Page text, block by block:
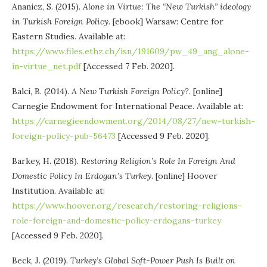
Ananicz, S. (2015). Alone in Virtue: The “New Turkish” ideology
in Turkish Foreign Policy. [ebook] Warsaw: Centre for
Eastern Studies. Available at:
https://www.files.ethz.ch/isn/191609/pw_49_ang_alone-
in-virtue_net.pdf[Accessed 7 Feb. 2020].
Balci, B. (2014). A New Turkish Foreign Policy?. [online]
Carnegie Endowment for International Peace. Available at:
https://carnegieendowment.org/2014/08/27/new-turkish-
foreign-policy-pub-56473 [Accessed 9 Feb. 2020].
Barkey, H. (2018). Restoring Religion’s Role In Foreign And
Domestic Policy In Erdogan’s Turkey. [online] Hoover
Institution. Available at:
https://www.hoover.org/research/restoring-religions-
role-foreign-and-domestic-policy-erdogans-turkey
[Accessed 9 Feb. 2020].
Beck, J. (2019). Turkey’s Global Soft-Power Push Is Built on